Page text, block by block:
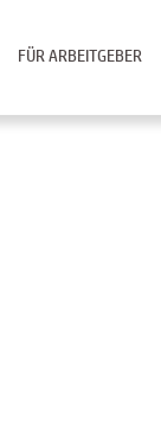
FÜR ARBEITGEBER